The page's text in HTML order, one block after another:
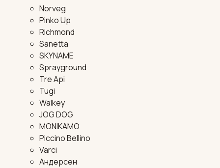
Norveg
Pinko Up
Richmond
Sanetta
SKYNAME
Sprayground
Tre Api
Tugi
Walkey
JOG DOG
MONIKAMO
Piccino Bellino
Varci
Андерсен